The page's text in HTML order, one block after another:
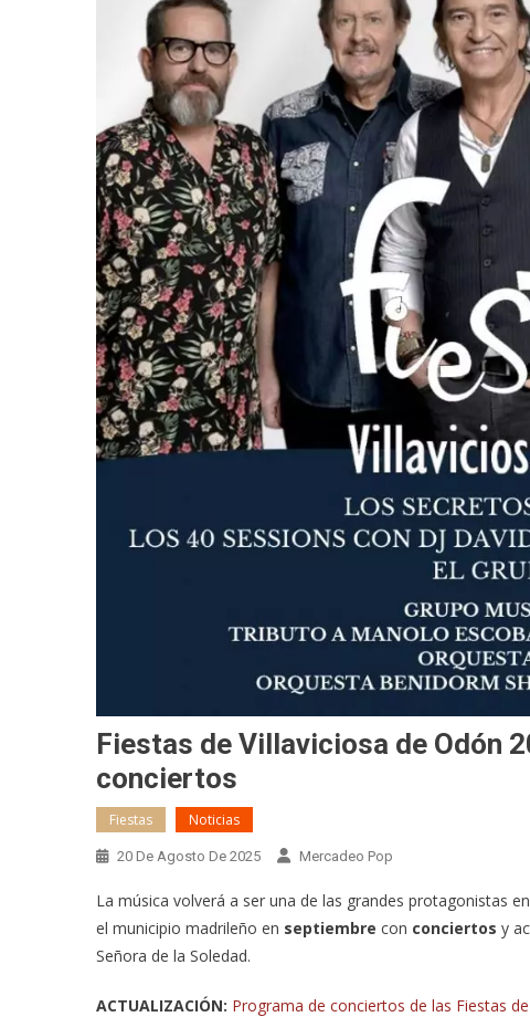
Fiestas de Villaviciosa de Odón
conciertos
Fiestas Noticias
20 De Agosto De 2025 Mercadeo Pop
La música volverá a ser una de las grandes protagonistas
el municipio madrileño en septiembre con conciertos y
Señora de la Soledad.
ACTUALIZACIÓN: Programa de conciertos de las Fiestas